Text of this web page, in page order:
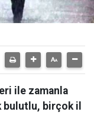
ile zamanla
bulutlu, birçok il